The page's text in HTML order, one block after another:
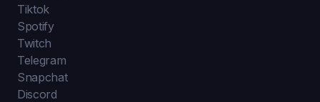
inceleyerek ihtiyaçlarınıza ve bütçenize en uygun takipçi
paketini seçebilirsiniz.
Diğer platformlarda da dijital varlığınızı ve
Tiktok
Spotify
Twitch
Telegram
Snapchat
Discord